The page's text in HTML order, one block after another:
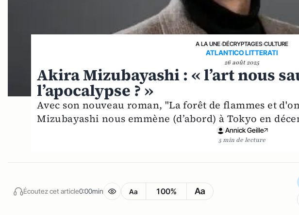
A LA UNE›DÉCRYPTAGES›CULTURE
ATLANTICO LITTERATI
26 août 2025
Akira Mizubayashi : « l’art nous
l’apocalypse ? »
Avec son nouveau roman, "La forêt de flammes et
Mizubayashi nous emmène (d’abord) à Tokyo en
Annick Geille
5 min de lecture
Écoutez cet article0:00min Aa 100% Aa